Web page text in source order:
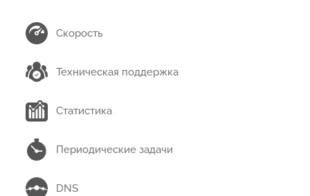
Скорость
Техническая поддержка
Статистика
Периодические задачи
DNS